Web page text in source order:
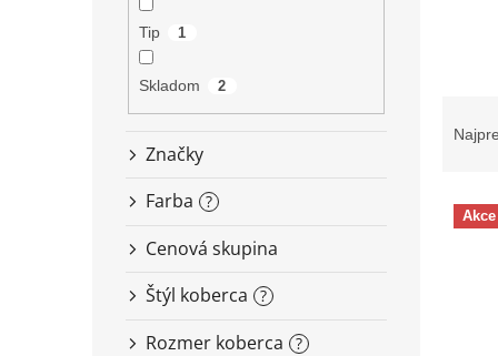
Tip 1
Skladom 2
Značky
Farba
?
Cenová skupina
Štýl koberca
?
Rozmer koberca ?
nV Akce